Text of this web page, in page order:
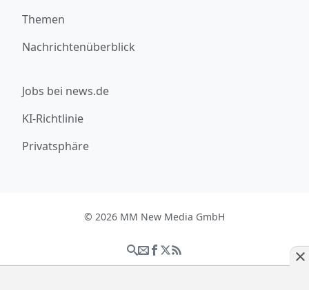
Themen
Nachrichtenüberblick
Jobs bei news.de
KI-Richtlinie
Privatsphäre
© 2026 MM New Media GmbH